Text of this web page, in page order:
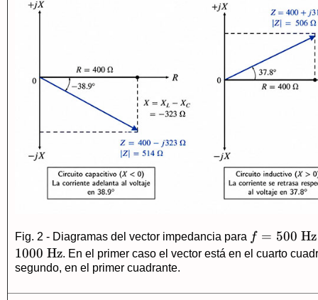
Fig. 2 - Diagramas del vector impedancia para f=500\
\text{Hz}
f = 500 Hz
1000 Hz. En el primer caso el vector está en el cuarto
segundo, en el primer cuadrante.